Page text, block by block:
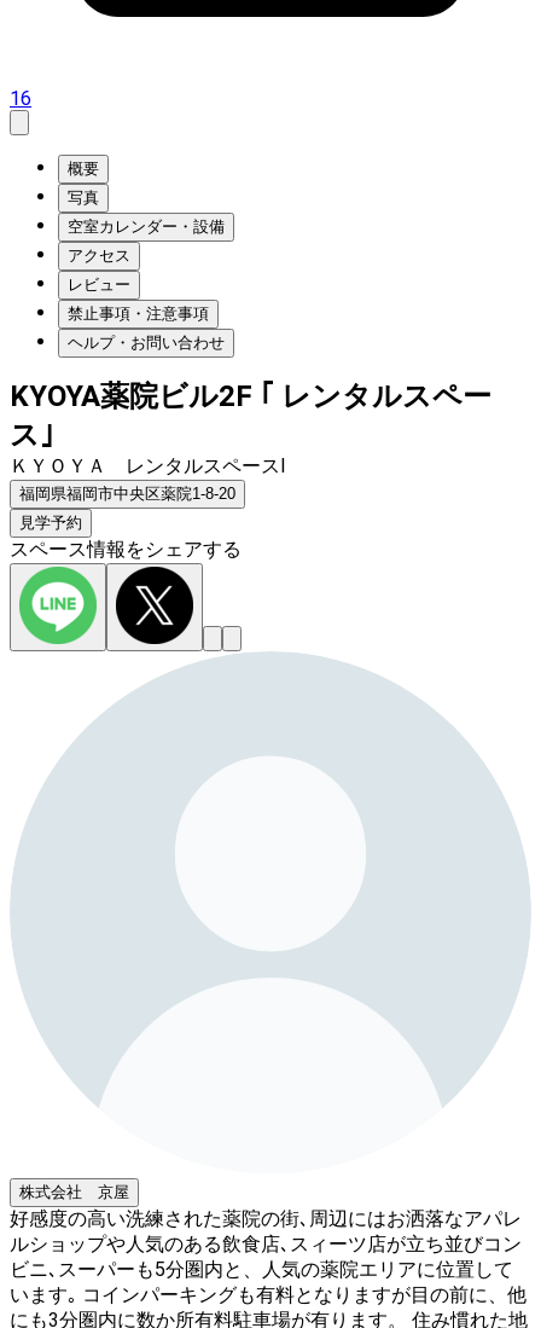
16
概要
写真
空室カレンダー・設備
アクセス
レビュー
禁止事項・注意事項
ヘルプ・お問い合わせ
KYOYA薬院ビル2F ｢ レンタルスペー
ス｣
ＫＹＯＹＡ レンタルスペースⅠ
福岡県福岡市中央区薬院1-8-20
見学予約
スペース情報をシェアする
株式会社 京屋
好感度の高い洗練された薬院の街､周辺にはお洒落なアパレ
ルショップや人気のある飲食店､スィーツ店が立ち並びコン
ビニ､スーパーも5分圏内と、人気の薬院エリアに位置して
います｡ コインパーキングも有料となりますが目の前に、他
にも3分圏内に数か所有料駐車場が有ります。 住み慣れた地